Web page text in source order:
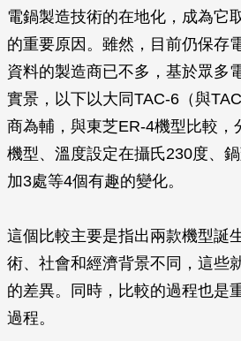
電鍋製造技術的在地化，成為它
的重要原因。雖然，目前仍保存
資料的製造商已不多，基於眾多
實景，以下以大同TAC-6（與
商為輔，與東芝ER-4機型比較，
機型、溫度設定在攝氏230度、
加3處等4個有趣的變化。
這個比較主要是指出兩款機型誕
術、社會和經濟背景不同，這些
的差異。同時，比較的過程也是
過程。